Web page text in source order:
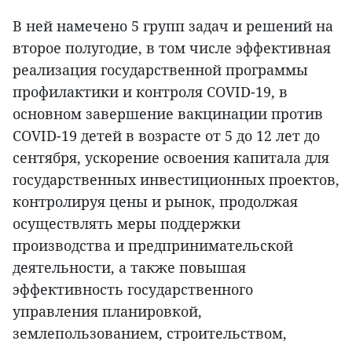
В ней намечено 5 групп задач и решений на
второе полугодие, в том числе эффективная
реализация государственной программы
профилактики и контроля COVID-19, в
основном завершение вакцинации против
COVID-19 детей в возрасте от 5 до 12 лет до
сентября, ускорение освоения капитала для
государственных инвестиционных проектов,
контролируя цены и рынок, продолжая
осуществлять меры поддержки
производства и предпринимательской
деятельности, а также повышая
эффективность государственного
управления планировкой,
землепользованием, строительством,